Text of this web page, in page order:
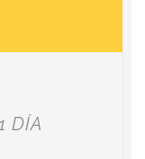
DÍA